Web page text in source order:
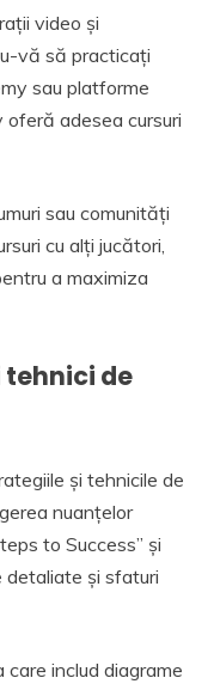
video și
vă să practicați
sau platforme
adesea cursuri
sau comunități
cu alți jucători,
a maximiza
de
și tehnicile de
nuanțelor
to Success” și
detaliate și sfaturi
includ diagrame